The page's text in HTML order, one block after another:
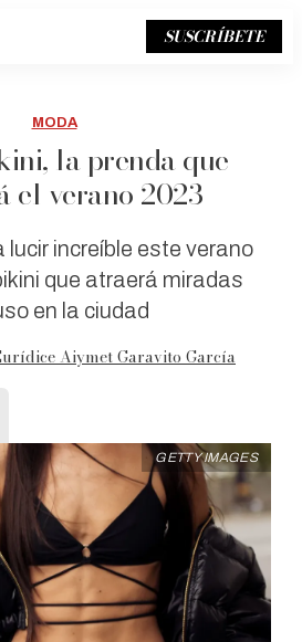
SUSCRÍBETE
MODA
la prenda que
el verano 2023
lucir increíble este verano
que atraerá miradas
en la ciudad
Aiymet Garavito García
GETTY IMAGES